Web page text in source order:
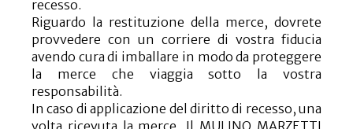
recesso.
Riguardo la restituzione della merce, dovrete
provvedere con un corriere di vostra fiducia
avendo cura di imballare in modo da proteggere
la merce che viaggia sotto la vostra
responsabilità.
In caso di applicazione del diritto di recesso, una
volta ricevuta la merce, Il MULINO MARZETTI